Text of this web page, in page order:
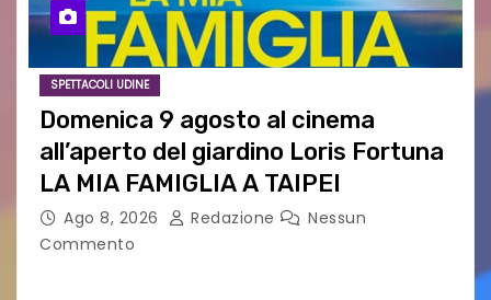
SPETTACOLI UDINE
Domenica 9 agosto al cinema
all’aperto del giardino Loris Fortuna
LA MIA FAMIGLIA A TAIPEI
Ago 8, 2026 Redazione
Nessun
Commento